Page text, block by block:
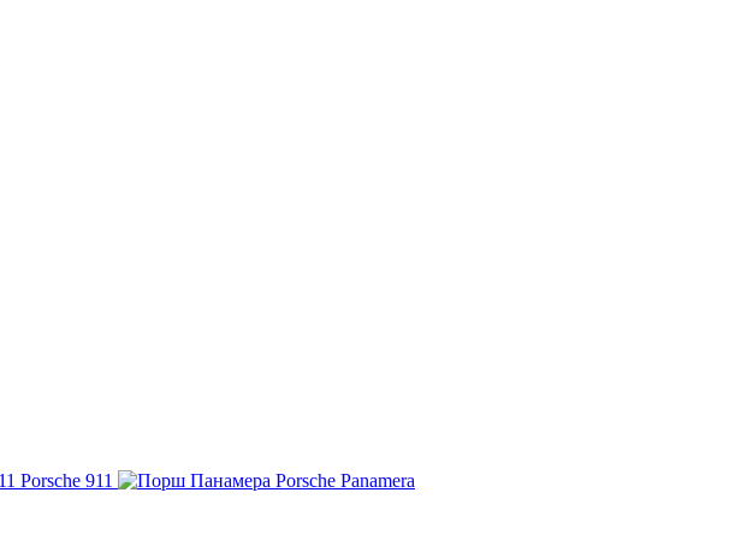
Porsche 911
Porsche Panamera